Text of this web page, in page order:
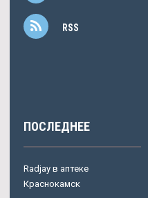
RSS
ПОСЛЕДНЕЕ
Radjay в аптеке
Краснокамск